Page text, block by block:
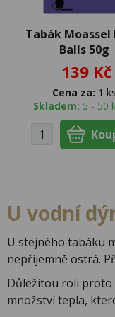
Tabák Moassel
Balls 50g
139 Kč
Cena za: 1 ks
Skladem: 5 - 50
U vodní
U stejného tabáku
nepříjemně ostrá.
Důležitou roli proto
množství tepla,